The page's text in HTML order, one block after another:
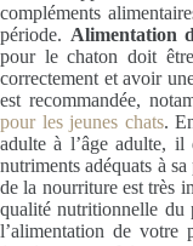
compléments
période. Alimentation
pour le chaton doit
correctement et avoir
est recommandée,
pour les jeunes chats.
adulte à l’âge adulte,
nutriments adéquats à
de la nourriture est très
qualité nutritionnelle du
l’alimentation de